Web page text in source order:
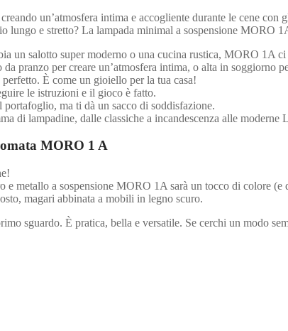
un’atmosfera intima e accogliente durante le cene
e stretto? La lampada minimal a sospensione MORO
un salotto super moderno o una cucina rustica, MORO 1A ci
pranzo per creare un’atmosfera intima, o alta in soggiorno
È come un gioiello per la tua casa!
le istruzioni e il gioco è fatto.
portafoglio, ma ti dà un sacco di soddisfazione.
di lampadine, dalle classiche a incandescenza alle
MORO 1 A
e metallo a sospensione MORO 1A sarà un tocco di colore (e
magari abbinata a mobili in legno scuro.
sguardo. È pratica, bella e versatile. Se cerchi un modo